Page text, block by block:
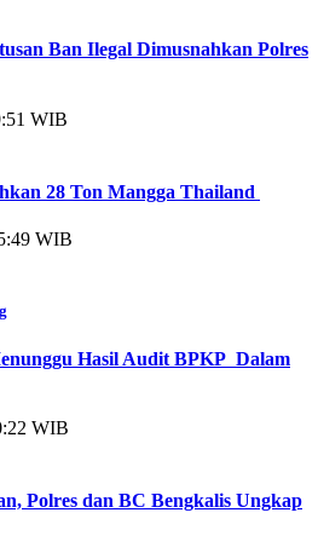
Ban Ilegal Dimusnahkan Polres
WIB
28 Ton Mangga Thailand
WIB
Hasil Audit BPKP Dalam
WIB
Polres dan BC Bengkalis Ungkap